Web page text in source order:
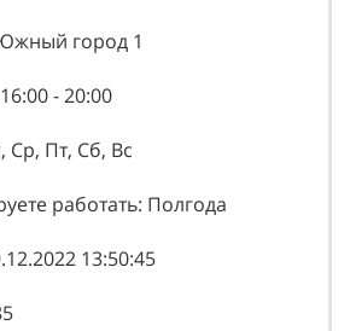
город 1
- 20:00
Ср, Пт, Сб, Вс
работать: Полгода
13:50:45